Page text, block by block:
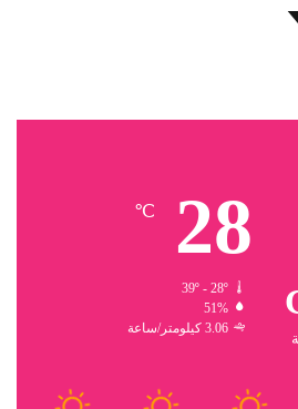
28
℃
39º - 28º
51%
3.06 كيلومتر/ساعة